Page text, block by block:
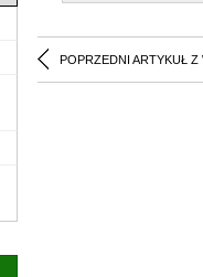
POPRZEDNI ARTYKUŁ Z